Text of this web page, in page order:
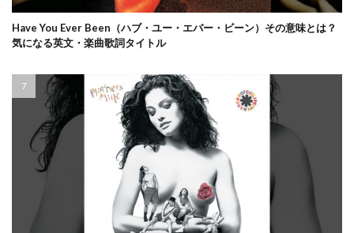
Have You Ever Been（ハブ・ユー・エバー・ビーン）その意味とは？
気になる英文・楽曲歌詞タイトル